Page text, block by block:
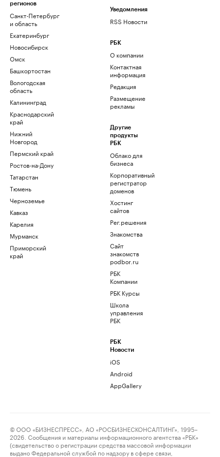
регионов
Санкт-Петербург
и область
Екатеринбург
Новосибирск
Омск
Башкортостан
Вологодская
область
Калининград
Краснодарский
край
Нижний
Новгород
Пермский край
Ростов-на-Дону
Татарстан
Тюмень
Черноземье
Кавказ
Карелия
Мурманск
Приморский
край
Уведомления
RSS Новости
РБК
О компании
Контактная
информация
Редакция
Размещение
рекламы
Другие
продукты
РБК
Облако для
бизнеса
Корпоративный
регистратор
доменов
Хостинг
сайтов
Рег.решения
Знакомства
Сайт
знакомств
podbor.ru
РБК
Компании
РБК Курсы
Школа
управления
РБК
РБК
Новости
iOS
Android
AppGallery
© ООО «БИЗНЕСПРЕСС», АО «РОСБИЗНЕСКОНСАЛТИНГ», 1995–
2026. Сообщения и материалы информационного агентства «РБК»
(свидетельство о регистрации средства массовой информации
выдано Федеральной службой по надзору в сфере связи,